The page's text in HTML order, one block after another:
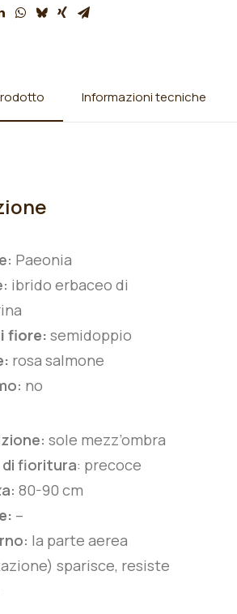
Informazioni tecniche
Paeonia
ibrido erbaceo di
fiore: semidoppio
rosa salmone
no
sole mezz’ombra
di fioritura: precoce
80-90 cm
–
la parte aerea
sparisce, resiste